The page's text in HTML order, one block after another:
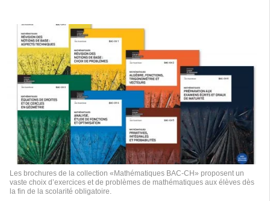
Les brochures de la collection «Mathématiques BAC-CH» proposent un
vaste choix d’exercices et de problèmes de mathématiques aux élèves dès
la fin de la scolarité obligatoire.